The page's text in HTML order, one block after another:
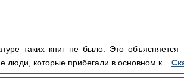
таких книг не было. Это
люди, которые прибегали в основном к...